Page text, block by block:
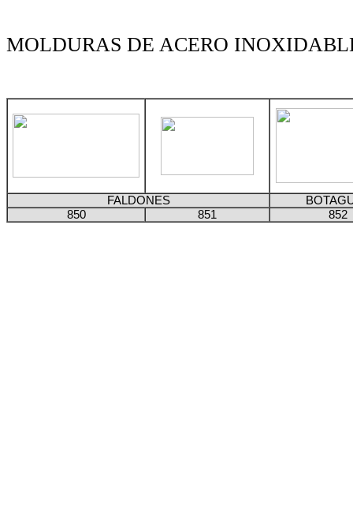
MOLDURAS DE ACERO
FALDONES
850
851 852